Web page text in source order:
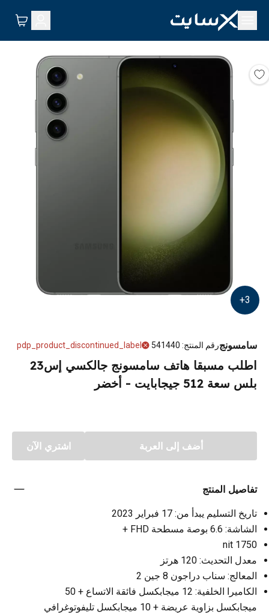
3
+
سامسونجرقم المنتج:
541440
pdp_product_discontinued_label
اطلب مسبقا هاتف سامسونج جالكسي إس23
بلس سعة 512 جيجابايت - أخضر
أضف إلى العربة اشتري الآن
تفاصيل المنتج
تاريخ التسليم يبدأ من: 17 فبراير 2023
الشاشة: 6.6 بوصة مسطحة FHD +
1750 nit
معدل التحديث: 120 هرتز
المعالج: سناب دراجون 8 جين 2
الكاميرا الخلفية: 12 ميجابكسل فائقة الاتساع + 50
ميجابكسل بزاوية عريضة + 10 ميجابكسل تليفوتوغرافي